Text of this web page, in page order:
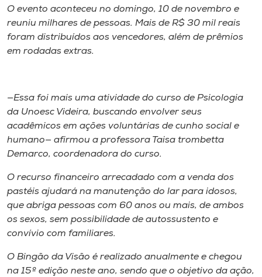
O evento aconteceu no domingo, 10 de novembro e
reuniu milhares de pessoas. Mais de R$ 30 mil reais
foram distribuídos aos vencedores, além de prêmios
em rodadas extras.
—Essa foi mais uma atividade do curso de Psicologia
da Unoesc Videira, buscando envolver seus
acadêmicos em ações voluntárias de cunho social e
humano— afirmou a professora Taisa trombetta
Demarco, coordenadora do curso.
O recurso financeiro arrecadado com a venda dos
pastéis ajudará na manutenção do lar para idosos,
que abriga pessoas com 60 anos ou mais, de ambos
os sexos, sem possibilidade de autossustento e
convívio com familiares.
O Bingão da Visão é realizado anualmente e chegou
na 15º edição neste ano, sendo que o objetivo da ação,